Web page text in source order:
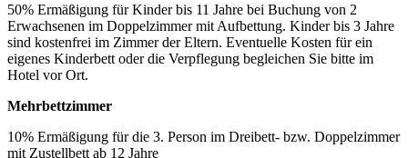
50% Ermäßigung für Kinder bis 11 Jahre bei Buchung von 2
Erwachsenen im Doppelzimmer mit Aufbettung. Kinder bis 3 Jahre
sind kostenfrei im Zimmer der Eltern. Eventuelle Kosten für ein
eigenes Kinderbett oder die Verpflegung begleichen Sie bitte im
Hotel vor Ort.
Mehrbettzimmer
10% Ermäßigung für die 3. Person im Dreibett- bzw. Doppelzimmer
mit Zustellbett ab 12 Jahre